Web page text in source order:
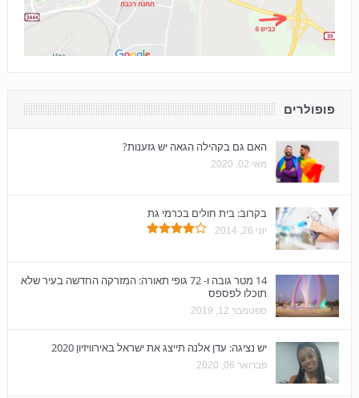
פופולרים
האם גם בקהילה הגאה יש גזענות?
מאי 02, 2020
בקרוב: בית חולים בכרמי גת
יוני 26, 2014
14 מטר גובה ו- 72 גופי תאורה: המזרקה החדשה בעיר שלא
תוכלו לפספס
ספטמבר 12, 2019
יש נציגה: עדן אלנה תייצג את ישראל באירוויזיון 2020
פברואר 06, 2020